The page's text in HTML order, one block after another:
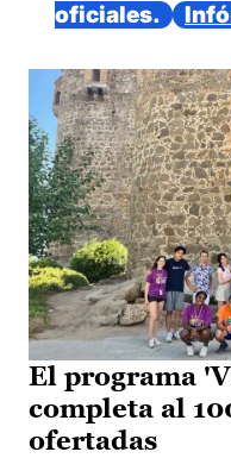
oficiales.
El programa
completa al
ofertadas